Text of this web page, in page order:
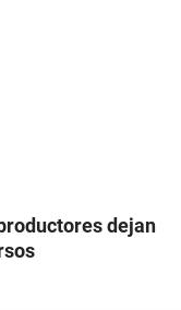
dejan